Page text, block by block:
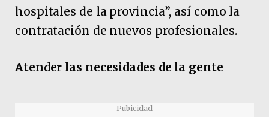
hospitales de la provincia”, así como la
contratación de nuevos profesionales.
Atender las necesidades de la gente
Pubicidad